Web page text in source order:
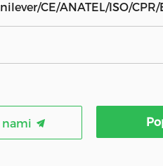
CE/ANATEL/ISO/CPR/